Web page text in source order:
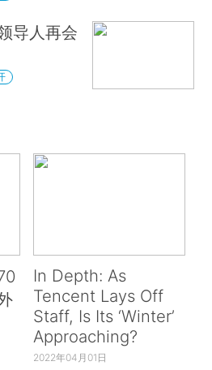
导人再会
In Depth: As
Tencent Lays Off
Staff, Is Its ‘Winter’
Approaching?
2022年04月01日